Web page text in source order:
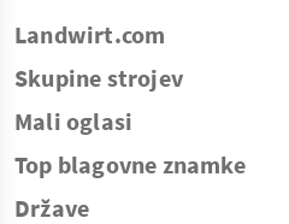
Landwirt.com
Skupine strojev
Mali oglasi
Top blagovne znamke
Države